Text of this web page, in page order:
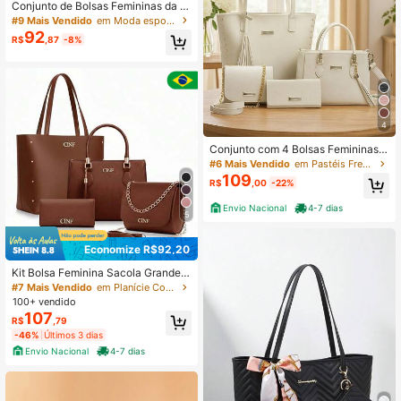
Conjunto de Bolsas Femininas da M
oda, Inclui Bolsa Tote Acolchoada e
m Formato de Losango e Bolsa Tran
sversal, Conjunto de Bolsas Femini
#9 Mais Vendido em Moda esportiva leve Conjuntos de Bolsas Feminin
R$92 ,87 -8%
5
Economize R$92,20
Kit Bolsa Feminina Sacola Grande +
Bolsa Média + Tira Colo + Carteira
#7 Mais Vendido
em Planície Conjuntos de Bolsas Femininas
100+ vendido
R$107 ,79
-46% Últimos 3 dias
Envio Nacional
4-7 dias
4
Conjunto com 4 Bolsas Femininas B
olsa Transversal Tira Colo
#6 Mais Vendido em Pastéis Frescos Conjuntos de Bolsas Femininas
R$109 ,00 -22%
Envio Nacional 4-7 dias